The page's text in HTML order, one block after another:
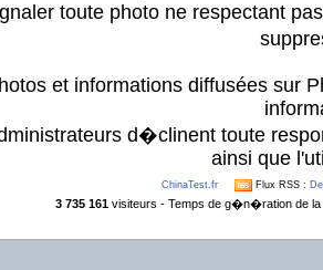
toute photo ne respectant
et informations diffusées sur
d�clinent toute
ainsi que
ChinaTest.fr Flux RSS :
3 735 161visiteurs - Temps de g�n�ration de